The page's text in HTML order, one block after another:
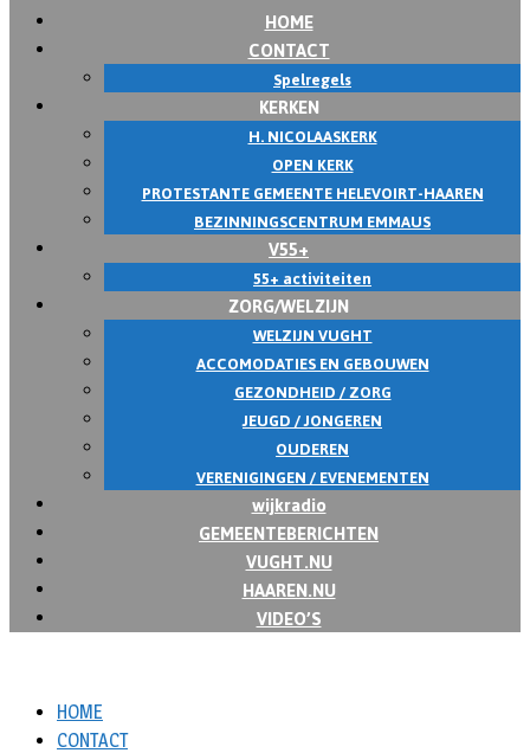
HOME
CONTACT
Spelregels
KERKEN
H. NICOLAASKERK
OPEN KERK
PROTESTANTE GEMEENTE HELEVOIRT-HAAREN
BEZINNINGSCENTRUM EMMAUS
V55+
55+ activiteiten
ZORG/WELZIJN
WELZIJN VUGHT
ACCOMODATIES EN GEBOUWEN
GEZONDHEID / ZORG
JEUGD / JONGEREN
OUDEREN
VERENIGINGEN / EVENEMENTEN
wijkradio
GEMEENTEBERICHTEN
VUGHT.NU
HAAREN.NU
VIDEO’S
HOME
CONTACT